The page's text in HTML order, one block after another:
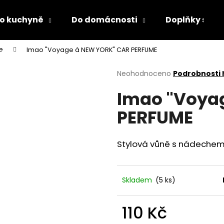
kuchyně Do domácnosti Doplňky s
Imao "Voyage á NEW YORK" CAR PERFUME
Průměrné
produktu
0,0
hvězdiček.
Neohodnoceno Podrobnosti
Imao
PERFUME
Stylová vůně s
Skladem (5 ks)
110 Kč
Co potřebujete najít?
HLEDAT
PÁNEVNÍ